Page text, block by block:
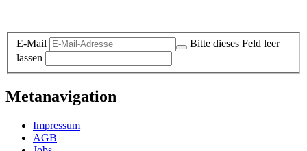
E-Mail
Bitte dieses Feld leer
lassen
Metanavigation
Impressum
AGB